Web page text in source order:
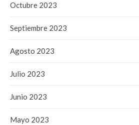
Octubre 2023
Septiembre 2023
Agosto 2023
Julio 2023
Junio 2023
Mayo 2023